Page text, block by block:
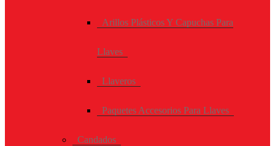
Arillos Plásticos Y Capuchas Para
Llaves
Llaveros
Paquetes Accesorios Para Llaves
Candados